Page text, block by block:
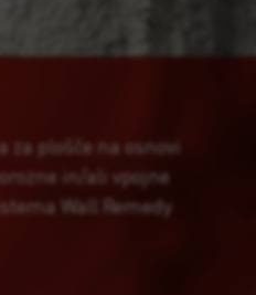
za plošče na osnovi
in/ali vpojne
Wall Remedy